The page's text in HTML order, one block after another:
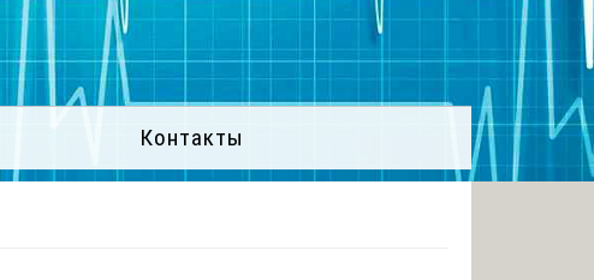
Контакты